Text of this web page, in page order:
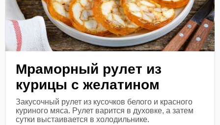
Мраморный рулет из
курицы с желатином
Закусочный рулет из кусочков белого и красного
куриного мяса. Рулет варится в духовке, а затем
сутки выстаивается в холодильнике.